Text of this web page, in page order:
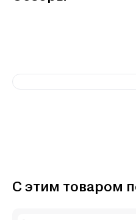
С этим товаром